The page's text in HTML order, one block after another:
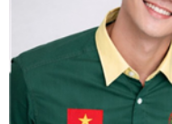
Hướng dẫn
Liên hệ